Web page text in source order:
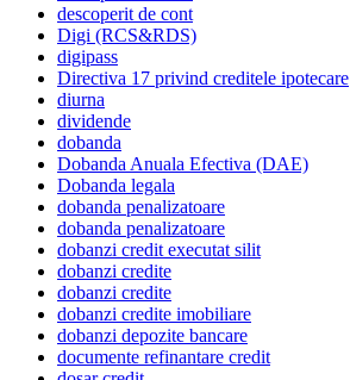
descoperit de cont
Digi (RCS&RDS)
digipass
Directiva 17 privind creditele ipotecare
diurna
dividende
dobanda
Dobanda Anuala Efectiva (DAE)
Dobanda legala
dobanda penalizatoare
dobanda penalizatoare
dobanzi credit executat silit
dobanzi credite
dobanzi credite
dobanzi credite imobiliare
dobanzi depozite bancare
documente refinantare credit